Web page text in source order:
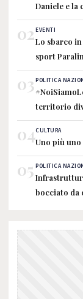
Daniele e la
02EVENTI
Lo sbarco
sport
03POLITICA
territorio
04CULTURA
Uno più uno
05 POLITICA
bocciato da